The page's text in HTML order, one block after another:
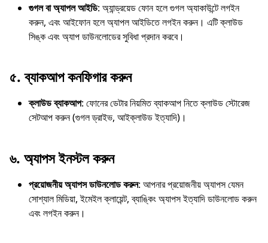
গুগল বা অ্যাপল আইডি: অ্যান্ড্রয়েড ফোন হলে গুগল অ্যাকাউন্টে লগইন
করুন, এবং আইফোন হলে অ্যাপল আইডিতে লগইন করুন। এটি ক্লাউড
সিঙ্ক এবং অ্যাপ ডাউনলোডের সুবিধা প্রদান করবে।
৫.ব্যাকআপ কনফিগার করুন
ক্লাউড ব্যাকআপ: ফোনের ডেটার নিয়মিত ব্যাকআপ নিতে ক্লাউড স্টোরেজ
সেটআপ করুন (গুগল ড্রাইভ, আইক্লাউড ইত্যাদি)।
৬. অ্যাপস ইনস্টল করুন
প্রয়োজনীয় অ্যাপস ডাউনলোড করুন: আপনার প্রয়োজনীয় অ্যাপস যেমন
সোশ্যাল মিডিয়া, ইমেইল ক্লায়েন্ট, ব্যাঙ্কিং অ্যাপস ইত্যাদি ডাউনলোড করুন
এবং লগইন করুন।